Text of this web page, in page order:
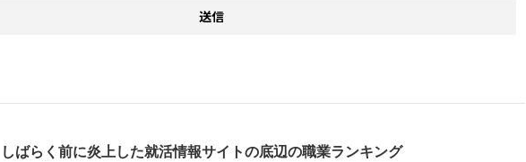
しばらく前に炎上した就活情報サイトの底辺の職業ランキング